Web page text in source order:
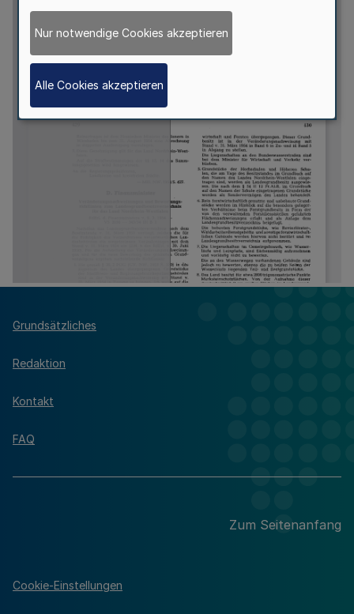
Grundsätzliches
Redaktion
Kontakt
FAQ
Zum Seitenanfang
Cookie-Einstellungen
Nur notwendige Cookies akzeptieren
Alle Cookies akzeptieren